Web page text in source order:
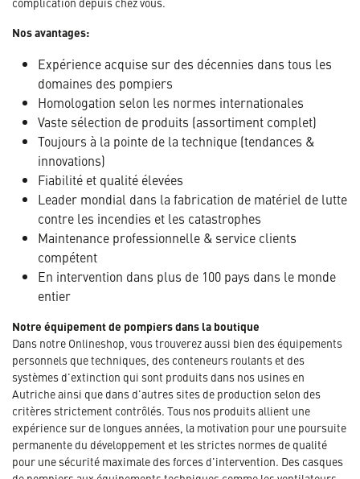
Nos avantages:
Expérience acquise sur des décennies dans tous les
domaines des pompiers
Homologation selon les normes internationales
Vaste sélection de produits (assortiment complet)
Toujours à la pointe de la technique (tendances &
innovations)
Fiabilité et qualité élevées
Leader mondial dans la fabrication de matériel de lutte
contre les incendies et les catastrophes
Maintenance professionnelle & service clients
compétent
En intervention dans plus de 100 pays dans le monde
entier
Notre équipement de pompiers dans la boutique
Dans notre Onlineshop, vous trouverez aussi bien des équipements
personnels que techniques, des conteneurs roulants et des
systèmes d'extinction qui sont produits dans nos usines en
Autriche ainsi que dans d'autres sites de production selon des
critères strictement contrôlés. Tous nos produits allient une
expérience sur de longues années, la motivation pour une poursuite
permanente du développement et les strictes normes de qualité
pour une sécurité maximale des forces d'intervention. Des casques